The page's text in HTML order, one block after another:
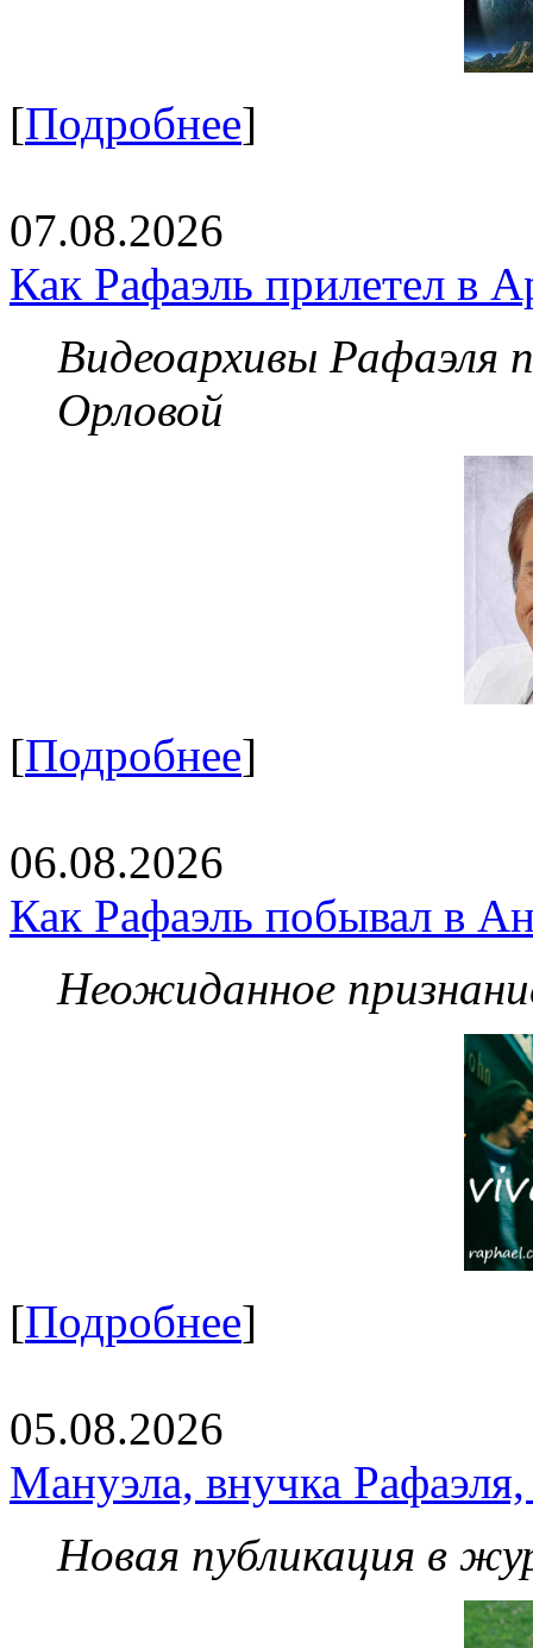
[Подробнее]
07.08.2026
Как Рафаэль прилетел в
Видеоархивы Рафаэля
Орловой
[Подробнее]
06.08.2026
Как Рафаэль побывал в
Неожиданное
[Подробнее]
05.08.2026
Мануэла, внучка
Новая публикация в